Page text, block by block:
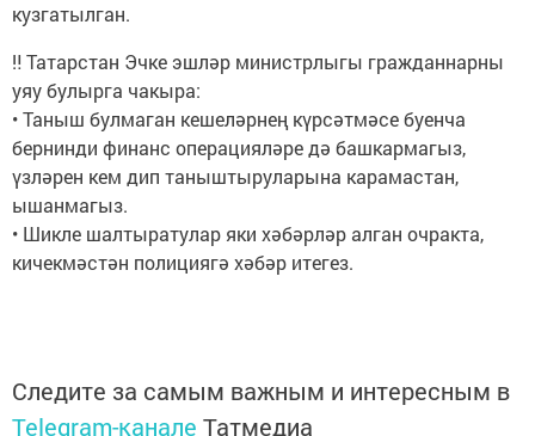
кузгатылган.
‼️ Татарстан Эчке эшләр министрлыгы гражданнарны
уяу булырга чакыра:
• Таныш булмаган кешеләрнең күрсәтмәсе буенча
бернинди финанс операцияләре дә башкармагыз,
үзләрен кем дип таныштыруларына карамастан,
ышанмагыз.
• Шикле шалтыратулар яки хәбәрләр алган очракта,
кичекмәстән полициягә хәбәр итегез.
Следите за самым важным и интересным в
Telegram-канале Татмедиа